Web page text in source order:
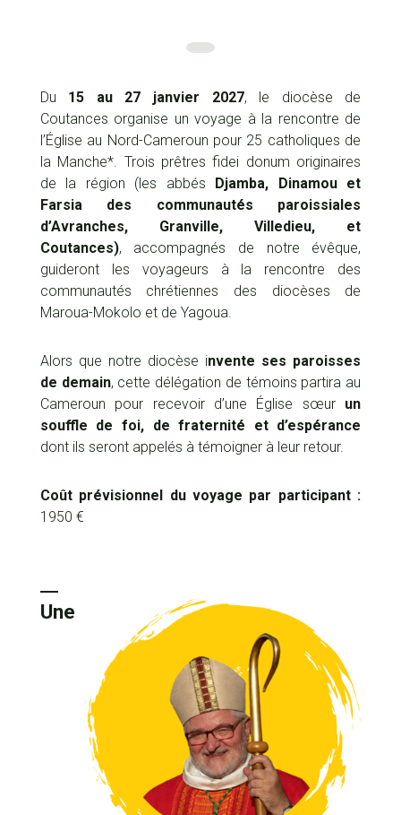
Du 15 au 27 janvier 2027, le diocèse de
Coutances organise un voyage à la rencontre de
l’Église au Nord-Cameroun pour 25 catholiques de
la Manche*. Trois prêtres fidei donum originaires
de la région (les abbés Djamba, Dinamou et
Farsia des communautés paroissiales
d’Avranches, Granville, Villedieu, et
Coutances), accompagnés de notre évêque,
guideront les voyageurs à la rencontre des
communautés chrétiennes des diocèses de
Maroua-Mokolo et de Yagoua.
Alors que notre diocèse invente ses paroisses
de demain, cette délégation de témoins partira au
Cameroun pour recevoir d’une Église sœur un
souffle de foi, de fraternité et d’espérance
dont ils seront appelés à témoigner à leur retour.
Coût prévisionnel du voyage par participant :
1950 €
Une